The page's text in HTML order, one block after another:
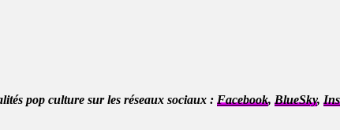
pop culture sur les réseaux sociaux : Facebook, BlueSky,